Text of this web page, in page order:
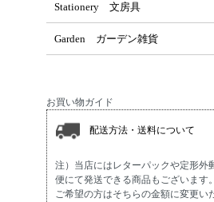
Stationery 文房具
Garden ガーデン雑貨
お買い物ガイド
配送方法・送料について
注）当店にはレターパックや定形外
便にて発送できる商品もございます。
ご希望の方はそちらの金額に変更い